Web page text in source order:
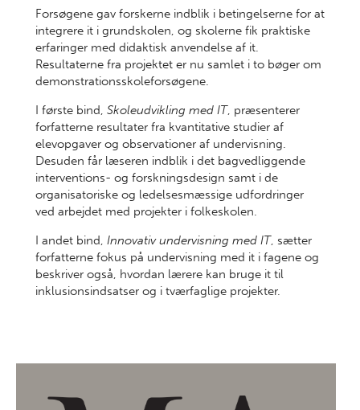
Forsøgene gav forskerne indblik i betingelserne for at
integrere it i grundskolen, og skolerne fik praktiske
erfaringer med didaktisk anvendelse af it.
Resultaterne fra projektet er nu samlet i to bøger om
demonstrationsskoleforsøgene.
I første bind, Skoleudvikling med IT, præsenterer
forfatterne resultater fra kvantitative studier af
elevopgaver og observationer af undervisning.
Desuden får læseren indblik i det bagvedliggende
interventions- og forskningsdesign samt i de
organisatoriske og ledelsesmæssige udfordringer
ved arbejdet med projekter i folkeskolen.
I andet bind, Innovativ undervisning med IT, sætter
forfatterne fokus på undervisning med it i fagene og
beskriver også, hvordan lærere kan bruge it til
inklusionsindsatser og i tværfaglige projekter.